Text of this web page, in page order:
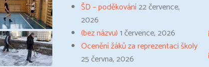
ŠD – poděkování22 července,
2026
(bez názvu)1 července, 2026
Ocenění žáků za reprezentaci školy
25 června, 2026